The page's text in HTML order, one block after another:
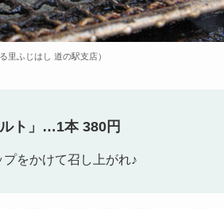
里ふじはし 道の駅支店）
ト」…1本 380円
をかけて召し上がれ♪